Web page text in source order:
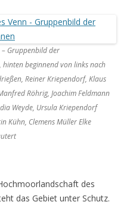
– Gruppenbild der
hinten beginnend von links nach
Reiner Kriependorf, Klaus
Röhrig, Joachim Feldmann
Weyde, Ursula Kriependorf
Kühn, Clemens Müller Elke
des
das Gebiet unter Schutz.